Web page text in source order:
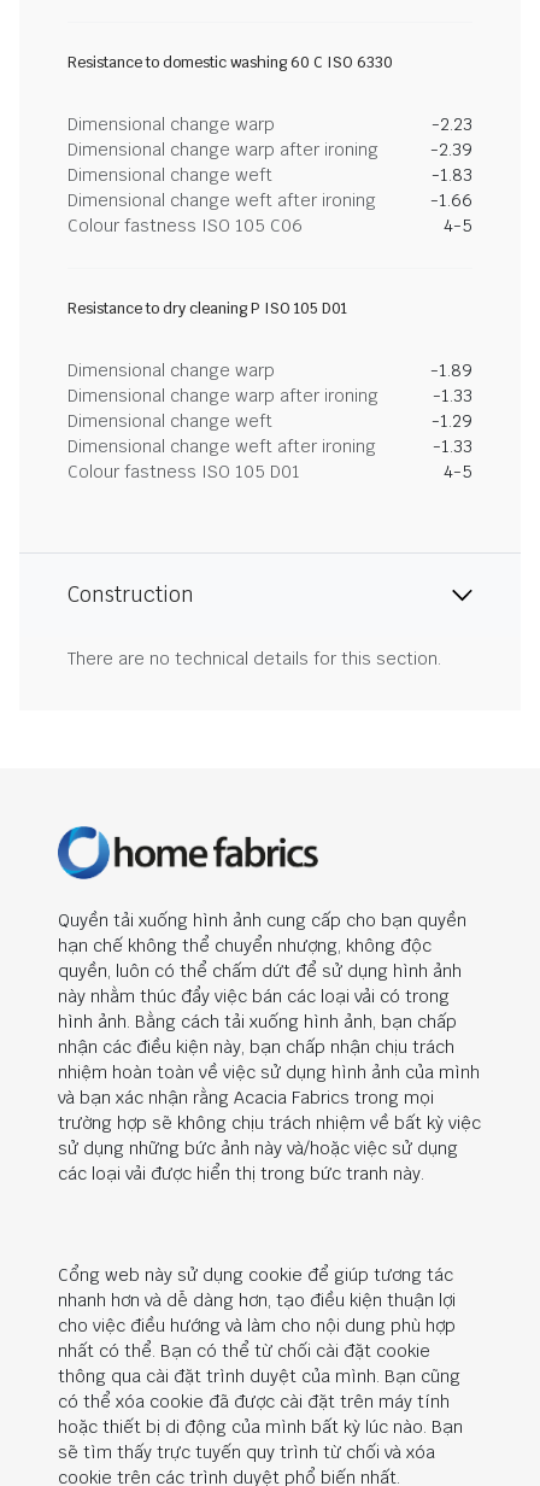
Resistance to domestic washing 60 C ISO 6330
Dimensional change warp
-2.23
Dimensional change warp after ironing
-2.39
Dimensional change weft
-1.83
Dimensional change weft after ironing
-1.66
Colour fastness ISO 105 C06
4-5
Resistance to dry cleaning P ISO 105 D01
Dimensional change warp
-1.89
Dimensional change warp after ironing
-1.33
Dimensional change weft
-1.29
Dimensional change weft after ironing
-1.33
Colour fastness ISO 105 D01
4-5
Construction
There are no technical details for this section.
Quyền tải xuống hình ảnh cung cấp cho bạn quyền
hạn chế không thể chuyển nhượng, không độc
quyền, luôn có thể chấm dứt để sử dụng hình ảnh
này nhằm thúc đẩy việc bán các loại vải có trong
hình ảnh. Bằng cách tải xuống hình ảnh, bạn chấp
nhận các điều kiện này, bạn chấp nhận chịu trách
nhiệm hoàn toàn về việc sử dụng hình ảnh của mình
và bạn xác nhận rằng Acacia Fabrics trong mọi
trường hợp sẽ không chịu trách nhiệm về bất kỳ việc
sử dụng những bức ảnh này và/hoặc việc sử dụng
các loại vải được hiển thị trong bức tranh này.
Cổng web này sử dụng cookie để giúp tương tác
nhanh hơn và dễ dàng hơn, tạo điều kiện thuận lợi
cho việc điều hướng và làm cho nội dung phù hợp
nhất có thể. Bạn có thể từ chối cài đặt cookie
thông qua cài đặt trình duyệt của mình. Bạn cũng
có thể xóa cookie đã được cài đặt trên máy tính
hoặc thiết bị di động của mình bất kỳ lúc nào. Bạn
sẽ tìm thấy trực tuyến quy trình từ chối và xóa
cookie trên các trình duyệt phổ biến nhất.